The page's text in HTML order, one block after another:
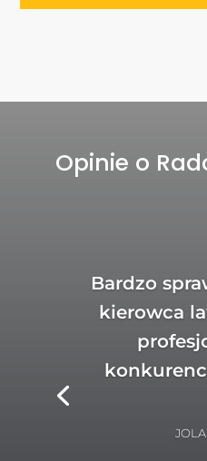
Opinie o
Bardzo
kierowca